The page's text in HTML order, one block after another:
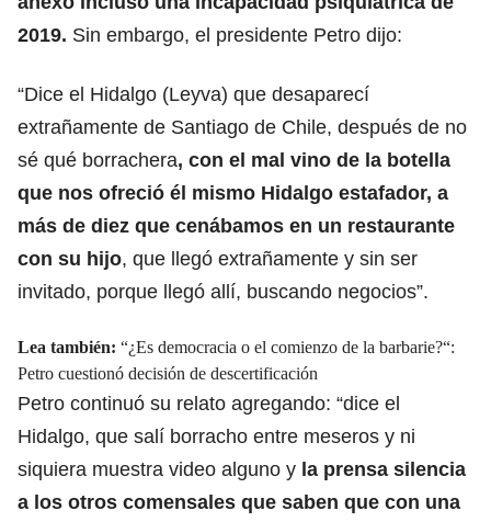
2019. Sin embargo, el presidente Petro dijo:
“Dice el Hidalgo (Leyva) que desaparecí
extrañamente de Santiago de Chile, después de no
sé qué borrachera, con el mal vino de la botella
que nos ofreció él mismo Hidalgo estafador, a
más de diez que cenábamos en un restaurante
con su hijo, que llegó extrañamente y sin ser
invitado, porque llegó allí, buscando negocios”.
Lea también: “¿Es democracia o el comienzo de la barbarie?“:
Petro cuestionó decisión de descertificación
Petro continuó su relato agregando: “dice el
Hidalgo, que salí borracho entre meseros y ni
siquiera muestra video alguno y la prensa silencia
a los otros comensales que saben que con una